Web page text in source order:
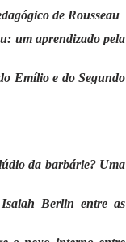
de Rousseau
um aprendizado pela
Emílio e do Segundo
da barbárie? Uma
Berlin entre as